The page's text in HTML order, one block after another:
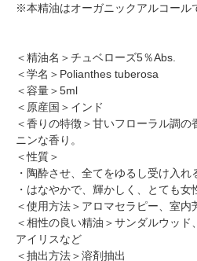
※本精油はオーガニックアルコール
＜精油名＞チュベローズ5％Abs.
＜学名＞Polianthes tuberosa
＜容量＞5ml
＜原産国＞インド
＜香りの特徴＞甘いフローラル調の
ニンな香り。
＜性質＞
・陶酔させ、全てをゆるし受け入れ
・はなやかで、輝かしく、とても女
＜使用方法＞アロマセラピー、室内
＜相性の良い精油＞サンダルウッド
アイリスなど
＜抽出方法＞溶剤抽出